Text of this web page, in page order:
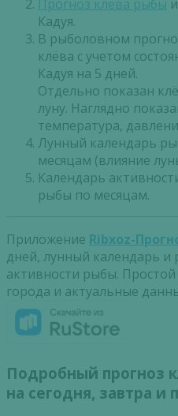
Прогноз клева рыбы
Кадуя.
В рыболовном
клёва с учетом
Кадуя на 5 дней.
Отдельно показан
луну. Наглядно
температура,
Лунный календарь
месяцам (влияние
Календарь
рыбы по месяцам.
Приложение Ribxoz-
дней, лунный календарь
активности рыбы.
города и актуальные
Подробный прогноз
на сегодня, завтра и